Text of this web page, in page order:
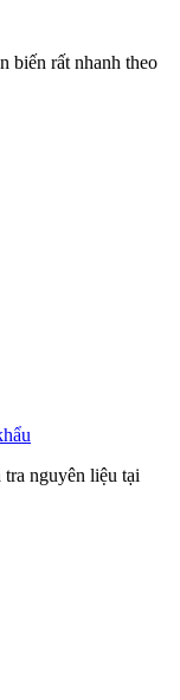
biến rất nhanh theo
nguyên liệu tại